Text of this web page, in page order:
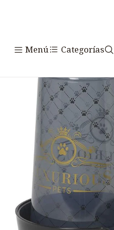
Menú Categorías